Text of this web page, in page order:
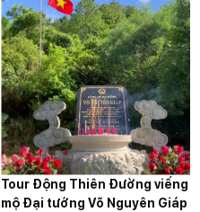
hành hàng […]
Tour Động Thiên Đường viếng
mộ Đại tướng Võ Nguyên Giáp